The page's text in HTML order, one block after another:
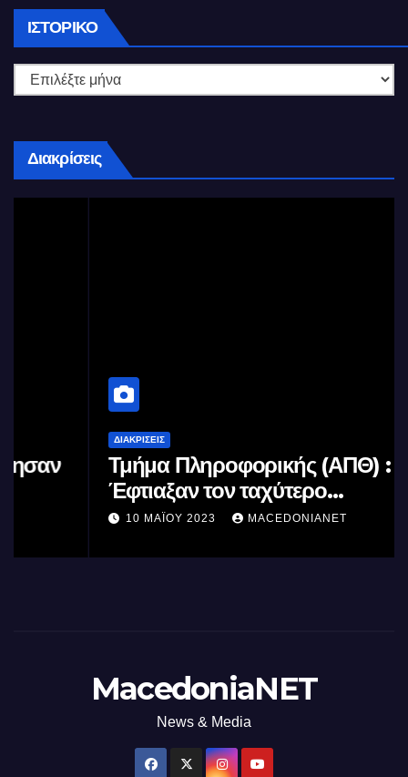
ΙΣΤΟΡΙΚΌ Ιστορικό
Διακρίσεις
Τμήμα Πληροφορικής (ΑΠΘ) :
Έφτιαξαν τον ταχύτερο
επεξεργαστή AI στον κόσμο με τη
10 ΜΑΪ́ΟΥ 2023 MACEDONIANET
MacedoniaNET
News & Media